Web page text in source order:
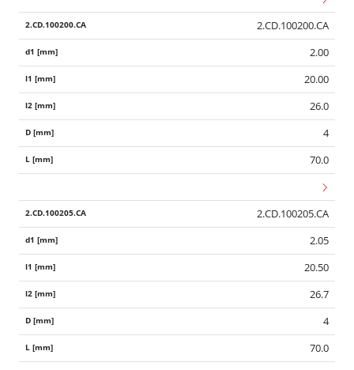
2.CD.100200.CA
2.00
20.00
26.0
4
70.0
2.CD.100205.CA
2.05
20.50
26.7
4
70.0